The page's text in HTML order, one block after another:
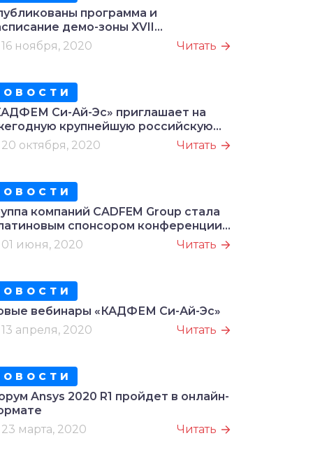
программа и
демо-зоны XVII
онлайн-конференции
Ansys
16 ноября, 2020 Читать
Си-Ай-Эс» приглашает на
крупнейшую российскую
конференцию в области
систем инженерного
20 октября, 2020 Читать
компаний CADFEM Group стала
спонсором конференции
Simulation World
01 июня, 2020 Читать
вебинары «КАДФЕМ Си-Ай-Эс»
13 апреля, 2020
Читать
Ansys 2020 R1 пройдет в онлайн-
23 марта, 2020
Читать